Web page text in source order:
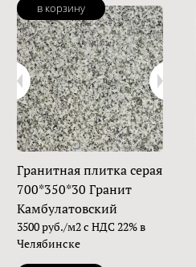
в корзину
Гранитная плитка серая
700*350*30 Гранит
Камбулатовский
3500 руб./м2 с НДС 22% в
Челябинске